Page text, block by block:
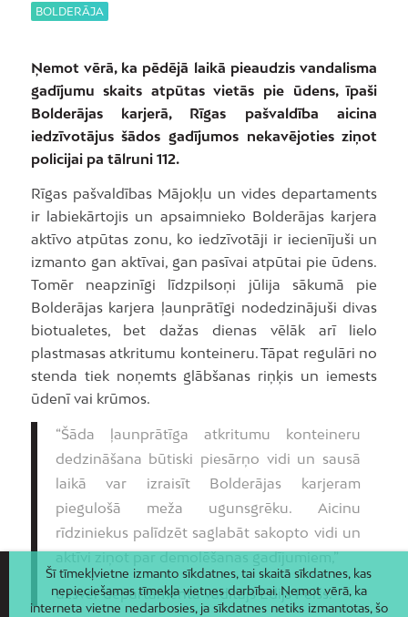
BOLDERĀJA
Ņemot vērā, ka pēdējā laikā pieaudzis vandalisma
gadījumu skaits atpūtas vietās pie ūdens, īpaši
Bolderājas karjerā, Rīgas pašvaldība aicina
iedzīvotājus šādos gadījumos nekavējoties ziņot
policijai pa tālruni 112.
Rīgas pašvaldības Mājokļu un vides departaments
ir labiekārtojis un apsaimnieko Bolderājas karjera
aktīvo atpūtas zonu, ko iedzīvotāji ir iecienījuši un
izmanto gan aktīvai, gan pasīvai atpūtai pie ūdens.
Tomēr neapzinīgi līdzpilsoņi jūlija sākumā pie
Bolderājas karjera ļaunprātīgi nodedzinājuši divas
biotualetes, bet dažas dienas vēlāk arī lielo
plastmasas atkritumu konteineru. Tāpat regulāri no
stenda tiek noņemts glābšanas riņķis un iemests
ūdenī vai krūmos.
“Šāda ļaunprātīga atkritumu konteineru
dedzināšana būtiski piesārņo vidi un sausā
laikā var izraisīt Bolderājas karjeram
piegulošā meža ugunsgrēku. Aicinu
rīdziniekus palīdzēt saglabāt sakopto vidi un
aktīvi ziņot par demolēšanas gadījumiem,”
uzsver departamenta vadītājs Edijs Pelšs.
Šī tīmekļvietne izmanto sīkdatnes, tai skaitā sīkdatnes, kas
nepieciešamas tīmekļa vietnes darbībai. Ņemot vērā, ka
interneta vietne nedarbosies, ja sīkdatnes netiks izmantotas, šo